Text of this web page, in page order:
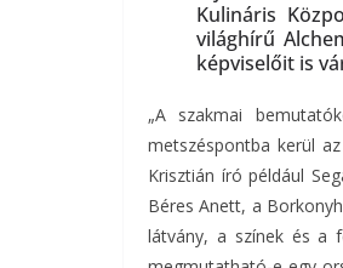
Kulináris
világhírű
képviselőit is
„A szakmai
metszéspontba kerül
Krisztián író például
Béres Anett, a
látvány, a színek és a